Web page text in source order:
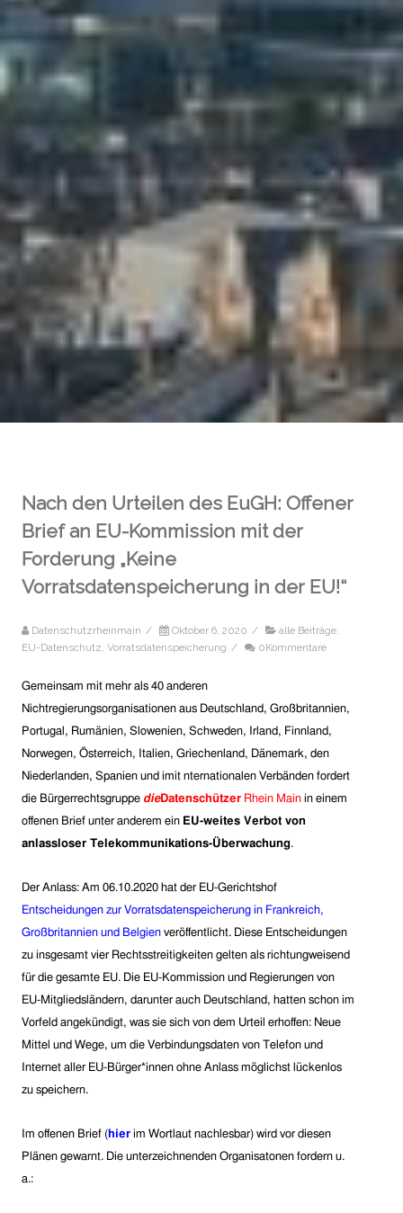
Nach den Urteilen des EuGH: Offener
Brief an EU-Kommission mit der
Forderung „Keine
Vorratsdatenspeicherung in der EU!“
Datenschutzrheinmain / Oktober 6, 2020 / alle Beiträge,
EU-Datenschutz, Vorratsdatenspeicherung / 0Kommentare
Gemeinsam mit mehr als 40 anderen
Nichtregierungsorganisationen aus Deutschland, Großbritannien,
Portugal, Rumänien, Slowenien, Schweden, Irland, Finnland,
Norwegen, Österreich, Italien, Griechenland, Dänemark, den
Niederlanden, Spanien und imit nternationalen Verbänden fordert
die Bürgerrechtsgruppe dieDatenschützer Rhein Main in einem
offenen Brief unter anderem ein EU-weites Verbot von
anlassloser Telekommunikations-Überwachung.
Der Anlass: Am 06.10.2020 hat der EU-Gerichtshof
Entscheidungen zur Vorratsdatenspeicherung in Frankreich,
Großbritannien und Belgien veröffentlicht. Diese Entscheidungen
zu insgesamt vier Rechtsstreitigkeiten gelten als richtungweisend
für die gesamte EU. Die EU-Kommission und Regierungen von
EU-Mitgliedsländern, darunter auch Deutschland, hatten schon im
Vorfeld angekündigt, was sie sich von dem Urteil erhoffen: Neue
Mittel und Wege, um die Verbindungsdaten von Telefon und
Internet aller EU-Bürger*innen ohne Anlass möglichst lückenlos
zu speichern.
Im offenen Brief (hier im Wortlaut nachlesbar) wird vor diesen
Plänen gewarnt. Die unterzeichnenden Organisatonen fordern u.
a.: